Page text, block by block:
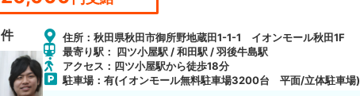
件
住所：秋田県秋田市御所野地蔵田1-1-1 イオンモール秋田1F
最寄り駅： 四ツ小屋駅 / 和田駅 / 羽後牛島駅
アクセス：四ツ小屋駅から徒歩18分
駐車場：有(イオンモール無料駐車場3200台 平面/立体駐車場)